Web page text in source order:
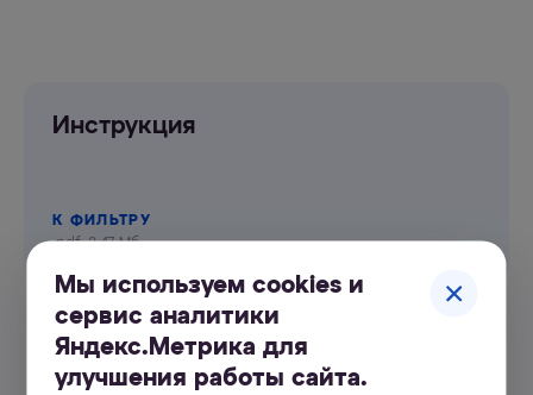
Инструкция
К ФИЛЬТРУ
.pdf, 2.47 Мб
Портал
поддержки
Мы используем cookies и
сервис аналитики
Яндекс.Метрика для
улучшения работы сайта.